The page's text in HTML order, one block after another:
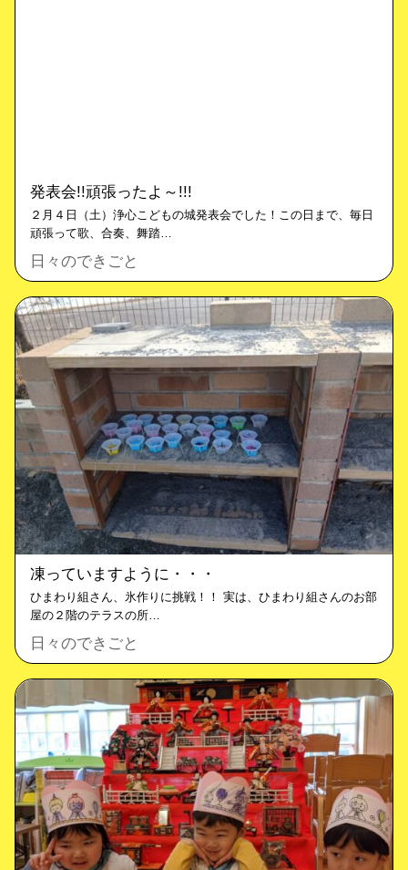
発表会!!頑張ったよ～!!!
２月４日（土）浄心こどもの城発表会でした！この日まで、毎日
頑張って歌、合奏、舞踏…
日々のできごと
凍っていますように・・・
ひまわり組さん、氷作りに挑戦！！ 実は、ひまわり組さんのお部
屋の２階のテラスの所…
日々のできごと